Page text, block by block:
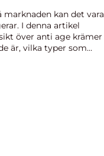
kan det vara
I denna artikel
över anti age krämer
är, vilka typer som